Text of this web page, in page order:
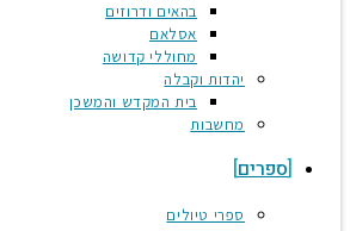
בהאים ודרוזים
אסלאם
מחוללי קדושה
יהדות וקבלה
בית המקדש והמשכן
מחשבות
ספרים
ספרי טיולים